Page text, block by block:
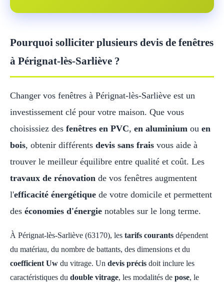
Pourquoi solliciter plusieurs devis de fenêtres
à Pérignat-lès-Sarliève ?
Changer vos fenêtres à Pérignat-lès-Sarliève est un
investissement clé pour votre maison. Que vous
choisissiez des fenêtres en PVC, en aluminium ou en
bois, obtenir différents devis sans frais vous aide à
trouver le meilleur équilibre entre qualité et coût. Les
travaux de rénovation de vos fenêtres augmentent
l'efficacité énergétique de votre domicile et permettent
des économies d'énergie notables sur le long terme.
À Pérignat-lès-Sarliève (63170), les tarifs courants dépendent
du matériau, du nombre de battants, des dimensions et du
coefficient Uw du vitrage. Un devis précis doit inclure les
caractéristiques du double vitrage, les modalités de pose, le